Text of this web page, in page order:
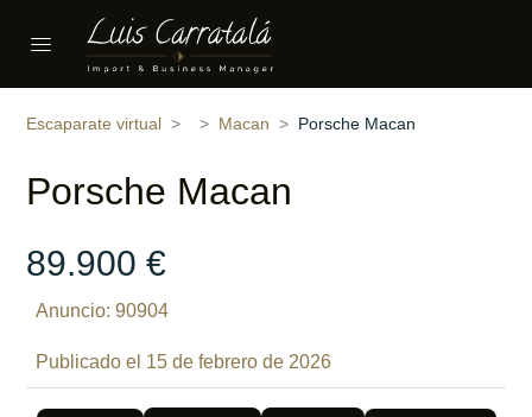
‹ ›
Compartir
Escaparate virtual Macan Porsche Macan
Porsche Macan
89.900 €
Anuncio: 90904
Publicado el 15 de febrero de 2026